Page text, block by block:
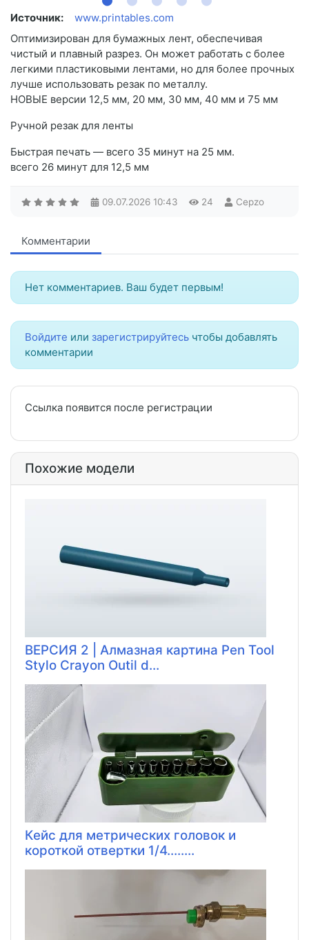
Источник:
www.printables.com
Оптимизирован для бумажных лент, обеспечивая
чистый и плавный разрез. Он может работать с более
легкими пластиковыми лентами, но для более прочных
лучше использовать резак по металлу.
НОВЫЕ версии 12,5 мм, 20 мм, 30 мм, 40 мм и 75 мм
Ручной резак для ленты
Быстрая печать — всего 35 минут на 25 мм.
всего 26 минут для 12,5 мм
09.07.2026 10:43 24 Cepzo
Комментарии
Нет комментариев. Ваш будет первым!
Войдите или зарегистрируйтесь чтобы добавлять
комментарии
Ссылка появится после регистрации
Похожие модели
ВЕРСИЯ 2 | Алмазная картина Pen Tool
Stylo Crayon Outil d...
Кейс для метрических головок и
короткой отвертки 1/4........